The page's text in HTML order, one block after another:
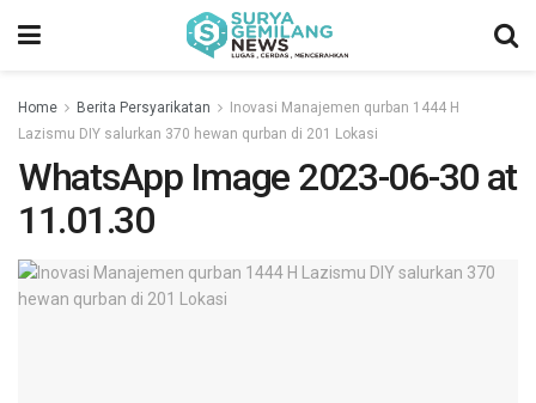
Home Berita Persyarikatan
Inovasi Manajemen qurban 1444 H
Lazismu DIY salurkan 370 hewan qurban di 201 Lokasi
WhatsApp Image 2023-06-30 at
11.01.30